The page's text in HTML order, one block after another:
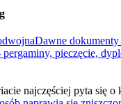
Dawne
pieczęcie,
najczęściej pyta się o